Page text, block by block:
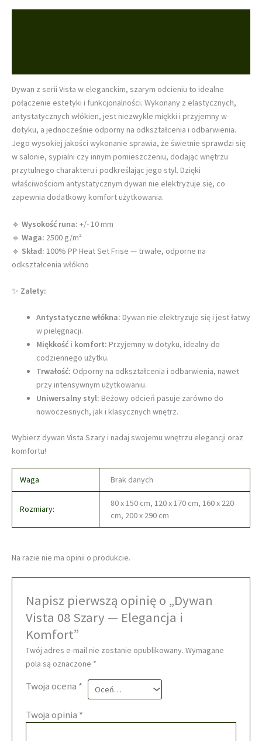
Dywan z serii Vista w eleganckim, szarym odcieniu to idealne
połączenie estetyki i funkcjonalności. Wykonany z elastycznych,
antystatycznych włókien, jest niezwykle miękki i przyjemny w
dotyku, a jednocześnie odporny na odkształcenia i odbarwienia.
Jego wysokiej jakości wykonanie sprawia, że świetnie sprawdzi się
w salonie, sypialni czy innym pomieszczeniu, dodając wnętrzu
przytulnego charakteru i podkreślając jego styl. Dzięki
właściwościom antystatycznym dywan nie elektryzuje się, co
zapewnia dodatkowy komfort użytkowania.
🔹 Wysokość runa: +/- 10 mm
🔹 Waga: 2500 g/m²
🔹 Skład: 100% PP Heat Set Frise — trwałe, odporne na
odkształcenia włókno
✨ Zalety:
Antystatyczne włókna: Dywan nie elektryzuje się i jest łatwy
w pielęgnacji.
Miękkość i komfort: Przyjemny w dotyku, idealny do
codziennego użytku.
Trwałość: Odporny na odkształcenia i odbarwienia, nawet
przy intensywnym użytkowaniu.
Uniwersalny styl: Beżowy odcień pasuje zarówno do
nowoczesnych, jak i klasycznych wnętrz.
Wybierz dywan Vista Szary i nadaj swojemu wnętrzu elegancji oraz
komfortu!
Waga Brak danych
Rozmiary:
80 x 150 cm, 120 x 170 cm, 160 x 220
cm, 200 x 290 cm
Na razie nie ma opinii o produkcie.
Napisz pierwszą opinię o „Dywan
Vista 08 Szary — Elegancja i
Komfort”
Twój adres e-mail nie zostanie opublikowany. Wymagane
pola są oznaczone *
Twoja ocena *
Twoja opinia *